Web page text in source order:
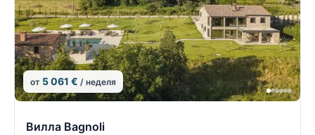
от 5 061 € / неделя
Вилла Bagnoli